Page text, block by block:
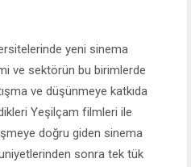
yeni sinema
ve sektörün bu birimlerde
ve düşünmeye katkıda
Yeşilçam filmleri ile
doğru giden sinema
sonra tek tük